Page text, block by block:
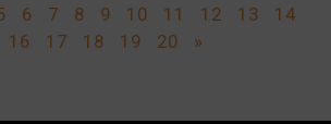
6 7 8 9 10 11 12 13
14
16 17 18 19 20 »